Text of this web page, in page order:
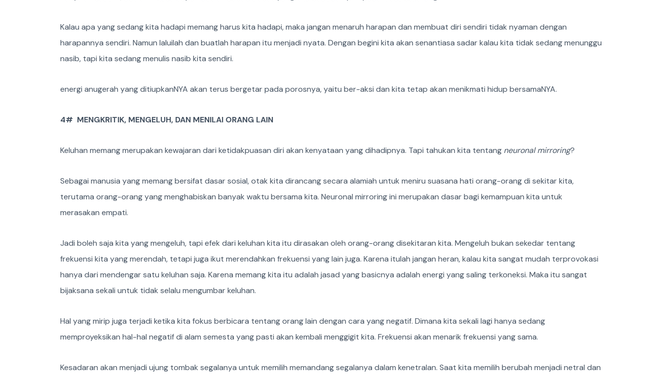
Kalau apa yang sedang kita hadapi memang harus kita hadapi, maka jangan menaruh harapan dan membuat diri sendiri tidak nyaman dengan
harapannya sendiri. Namun laluilah dan buatlah harapan itu menjadi nyata. Dengan begini kita akan senantiasa sadar kalau kita tidak sedang menunggu
nasib, tapi kita sedang menulis nasib kita sendiri.
energi anugerah yang ditiupkanNYA akan terus bergetar pada porosnya, yaitu ber-aksi dan kita tetap akan menikmati hidup bersamaNYA.
4# MENGKRITIK, MENGELUH, DAN MENILAI ORANG LAIN
Keluhan memang merupakan kewajaran dari ketidakpuasan diri akan kenyataan yang dihadipnya. Tapi tahukan kita tentang neuronal mirroring?
Sebagai manusia yang memang bersifat dasar sosial, otak kita dirancang secara alamiah untuk meniru suasana hati orang-orang di sekitar kita,
terutama orang-orang yang menghabiskan banyak waktu bersama kita. Neuronal mirroring ini merupakan dasar bagi kemampuan kita untuk
merasakan empati.
Jadi boleh saja kita yang mengeluh, tapi efek dari keluhan kita itu dirasakan oleh orang-orang disekitaran kita. Mengeluh bukan sekedar tentang
frekuensi kita yang merendah, tetapi juga ikut merendahkan frekuensi yang lain juga. Karena itulah jangan heran, kalau kita sangat mudah terprovokasi
hanya dari mendengar satu keluhan saja. Karena memang kita itu adalah jasad yang basicnya adalah energi yang saling terkoneksi. Maka itu sangat
bijaksana sekali untuk tidak selalu mengumbar keluhan.
Hal yang mirip juga terjadi ketika kita fokus berbicara tentang orang lain dengan cara yang negatif. Dimana kita sekali lagi hanya sedang
memproyeksikan hal-hal negatif di alam semesta yang pasti akan kembali menggigit kita. Frekuensi akan menarik frekuensi yang sama.
Kesadaran akan menjadi ujung tombak segalanya untuk memilih memandang segalanya dalam kenetralan. Saat kita memilih berubah menjadi netral dan